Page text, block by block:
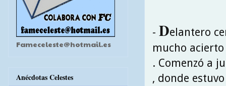
- Delantero
mucho
. Comenzó a
, donde
Fameceleste@hotmail.es
Anécdotas Celestes